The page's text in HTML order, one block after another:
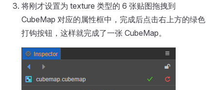
将刚才设置为 texture 类型的 6 张贴图拖拽到
CubeMap 对应的属性框中，完成后点击右上方的绿色
打钩按钮，这样就完成了一张 CubeMap。